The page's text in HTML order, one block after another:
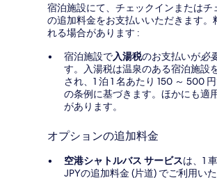
宿泊施設にて、チェックインまたはチ
の追加料金をお支払いいただきます。
れる場合があります :
宿泊施設で入湯税のお支払いが必
す。入湯税は温泉のある宿泊施設
され、1 泊 1 名あたり 150 ～ 500
の条例に基づきます。ほかにも適
があります。
オプションの追加料金
空港シャトルバス サービスは、1
JPYの追加料金 (片道) でご利用い